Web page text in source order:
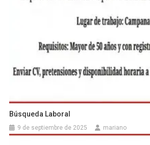
Búsqueda Laboral
9 de septiembre de 2025 mariano